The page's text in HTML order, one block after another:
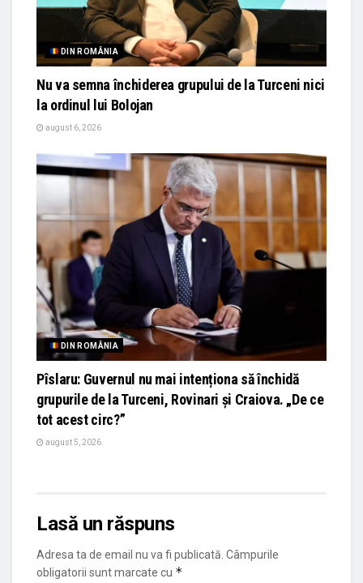
DIN ROMÂNIA
Nu va semna închiderea grupului de la Turceni nici
la ordinul lui Bolojan
august 6, 2026
DIN ROMÂNIA
Pîslaru: Guvernul nu mai intenționa să închidă
grupurile de la Turceni, Rovinari și Craiova. „De ce
tot acest circ?”
august 5, 2026
Lasă un răspuns
Adresa ta de email nu va fi publicată. Câmpurile
obligatorii sunt marcate cu *